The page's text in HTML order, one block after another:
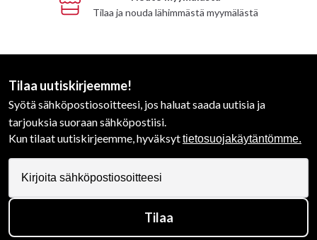
Tilaa ja nouda lähimmästä myymälästä
Tilaa uutiskirjeemme!
Syötä sähköpostiosoitteesi, jos haluat saada uutisia ja
tarjouksia suoraan sähköpostiisi.
Kun tilaat uutiskirjeemme, hyväksyttietosuojakäytäntömme.
Tilaa